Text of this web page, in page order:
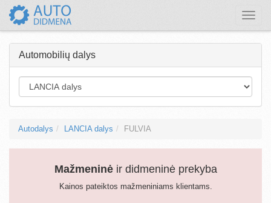
Toggle
Automobilių dalys
Autodalys LANCIA dalys FULVIA
Mažmeninėir didmeninė prekyba
Kainos pateiktos mažmeniniams klientams.